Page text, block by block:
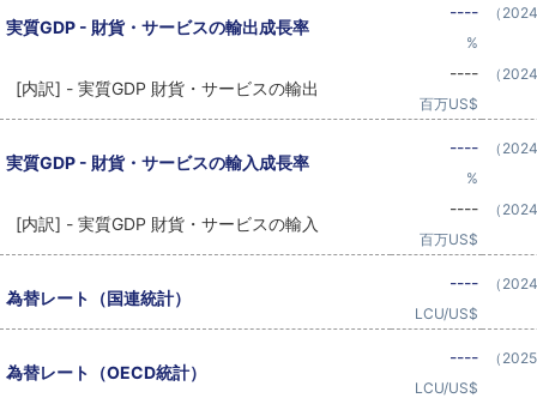
実質GDP - 財貨・サービスの輸出成長率
----
%
（
[内訳] - 実質GDP 財貨・サービスの輸出
----
百万US$
（
実質GDP - 財貨・サービスの輸入成長率
----
%
（
[内訳] - 実質GDP 財貨・サービスの輸入
----
百万US$
（
為替レート（国連統計）
----
LCU/US$
（
為替レート（OECD統計）
----
LCU/US$
（